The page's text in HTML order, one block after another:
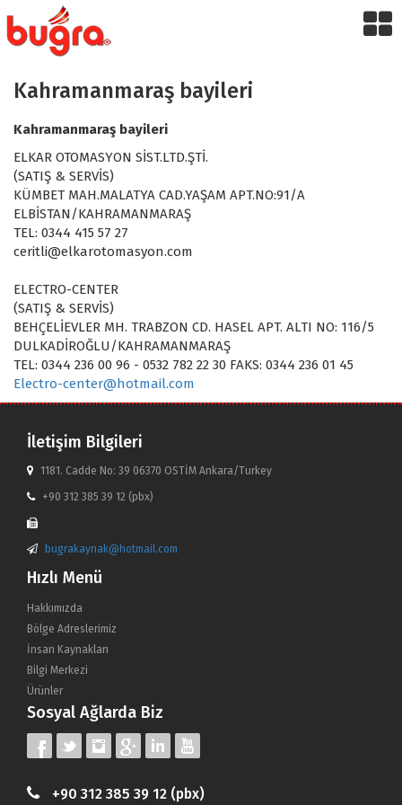
Kahramanmaraş bayileri
Kahramanmaraş bayileri
ELKAR OTOMASYON SİST.LTD.ŞTİ.
(SATIŞ & SERVİS)
KÜMBET MAH.MALATYA CAD.YAŞAM APT.NO:91/A
ELBİSTAN/KAHRAMANMARAŞ
TEL: 0344 415 57 27
ceritli@elkarotomasyon.com
ELECTRO-CENTER
(SATIŞ & SERVİS)
BEHÇELİEVLER MH. TRABZON CD. HASEL APT. ALTI NO: 116/5
DULKADİROĞLU/KAHRAMANMARAŞ
TEL: 0344 236 00 96 - 0532 782 22 30 FAKS: 0344 236 01 45
Electro-center@hotmail.com
İletişim Bilgileri
1181. Cadde No: 39 06370 OSTİM Ankara/Turkey
+90 312 385 39 12 (pbx)
bugrakaynak@hotmail.com
Hızlı Menü
Hakkımızda
Bölge Adreslerimiz
İnsan Kaynakları
Bilgi Merkezi
Ürünler
Sosyal Ağlarda Biz
+90 312 385 39 12 (pbx)